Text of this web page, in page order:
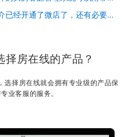
房产中介已经开通了微店了，还有必要再开发小程序吗？
择房在线的产品？
选择房在线就会拥有专业级的产品保
业客服的服务。